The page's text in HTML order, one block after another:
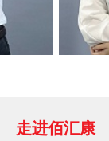
走进佰汇康